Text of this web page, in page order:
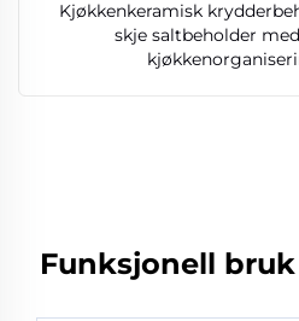
Kjøkkenkeramisk
skje saltbeholder
Funksjonell